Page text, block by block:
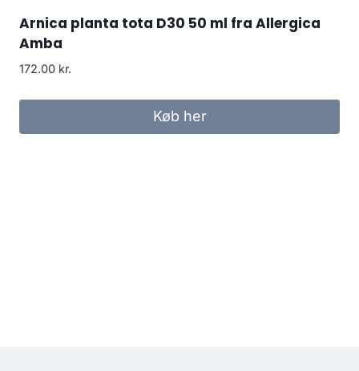
Arnica planta tota D30 50 ml fra Allergica
Amba
172.00 kr.
Køb her